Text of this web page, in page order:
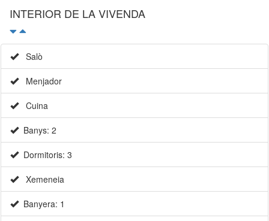
INTERIOR DE LA VIVENDA
Salò
Menjador
Cuina
Banys: 2
Dormitoris: 3
Xemeneia
Banyera: 1